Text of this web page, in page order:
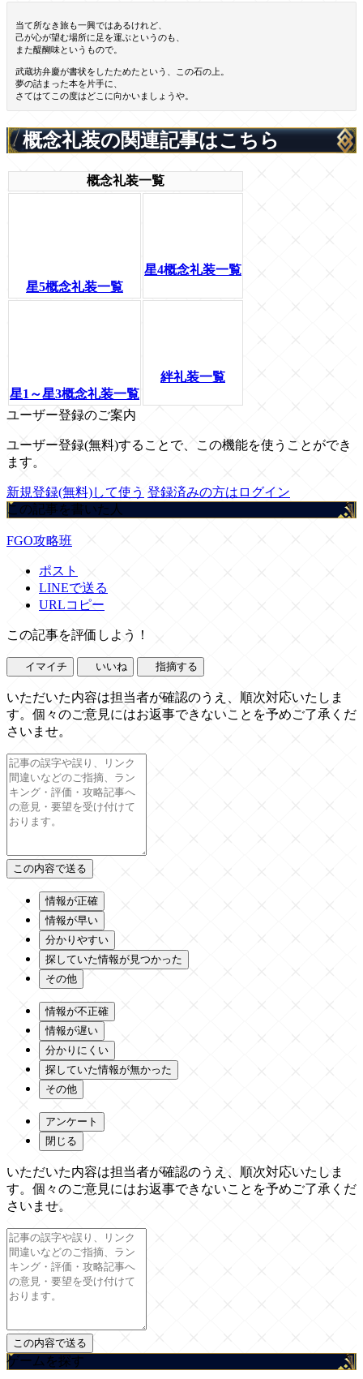
当て所なき旅も一興ではあるけれど、
己が心が望む場所に足を運ぶというのも、
また醍醐味というもので。
武蔵坊弁慶が書状をしたためたという、この石の上。
夢の詰まった本を片手に、
さてはてこの度はどこに向かいましょうや。
概念礼装の関連記事はこちら
概念礼装一覧
星5概念礼装一覧
星4概念礼装一覧
星1～星3概念礼装一覧
絆礼装一覧
ユーザー登録のご案内
ユーザー登録(無料)することで、この機能を使うことができ
ます。
新規登録(無料)して使う 登録済みの方はログイン
この記事を書いた人
FGO攻略班
ポスト
LINEで送る
URLコピー
この記事を評価しよう！
イマイチ いいね 指摘する
いただいた内容は担当者が確認のうえ、順次対応いたしま
す。個々のご意見にはお返事できないことを予めご了承くだ
さいませ。
情報が正確
情報が早い
分かりやすい
探していた情報が見つかった
その他
情報が不正確
情報が遅い
分かりにくい
探していた情報が無かった
その他
アンケート
閉じる
いただいた内容は担当者が確認のうえ、順次対応いたしま
す。個々のご意見にはお返事できないことを予めご了承くだ
さいませ。
ゲームを探す